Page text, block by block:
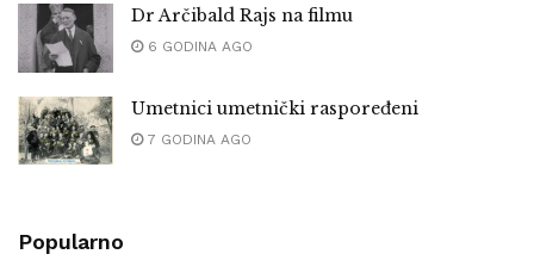
Dr Arčibald Rajs na filmu
6 GODINA AGO
Umetnici umetnički raspoređeni
7 GODINA AGO
Popularno